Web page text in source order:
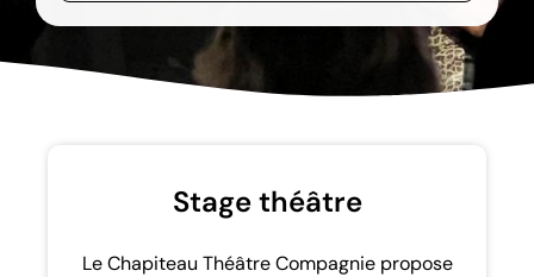
Stage théâtre
Le Chapiteau Théâtre Compagnie propose